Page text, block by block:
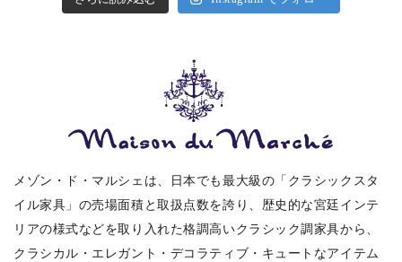
メゾン・ド・マルシェは、日本でも最大級の「クラシックスタ
イル家具」の売場面積と取扱点数を誇り、歴史的な宮廷インテ
リアの様式などを取り入れた格調高いクラシック調家具から、
クラシカル・エレガント・デコラティブ・キュートなアイテム